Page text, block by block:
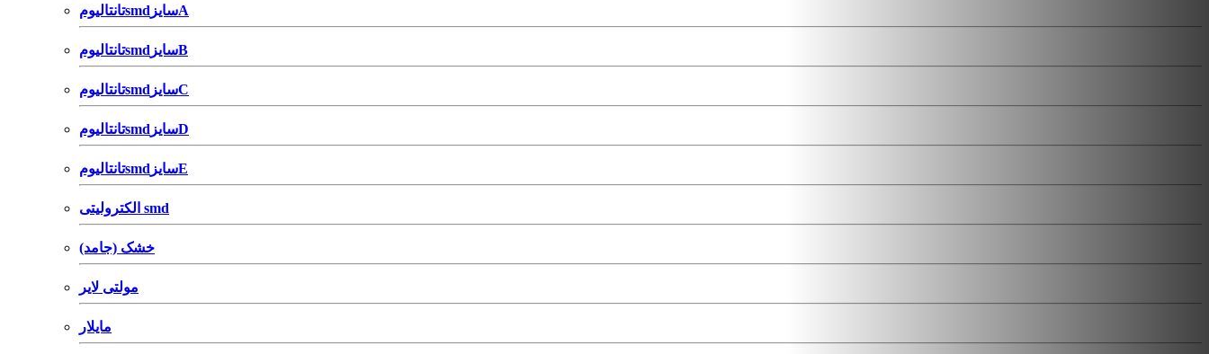
تانتالیومsmdسایزA
تانتالیومsmdسایزB
تانتالیومsmdسایزC
تانتالیومsmdسایزD
تانتالیومsmdسایزE
الکترولیتی smd
خشک (جامد)
مولتی لایر
مایلار